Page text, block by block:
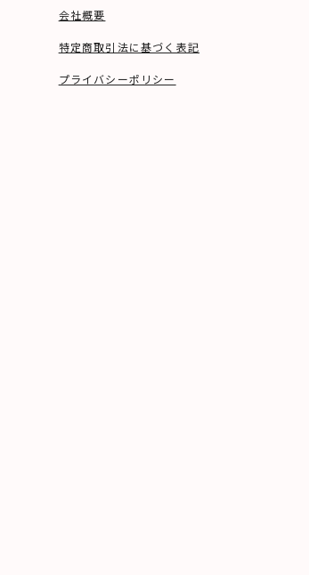
会社概要
特定商取引法に基づく表記
プライバシーポリシー